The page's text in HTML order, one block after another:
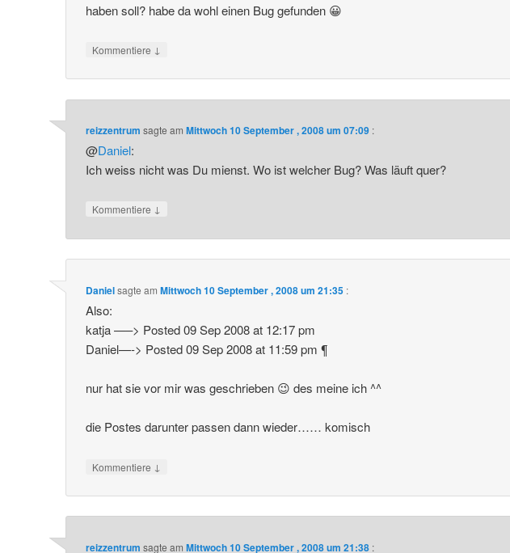
haben soll? habe da wohl einen Bug gefunden 😀
Kommentiere ↓
reizzentrum sagte amMittwoch 10 September , 2008 um 07:09 :
@Daniel:
Ich weiss nicht was Du mienst. Wo ist welcher Bug? Was läuft quer?
Kommentiere ↓
Danielsagte amMittwoch 10 September , 2008 um 21:35 :
Also:
katja —–> Posted 09 Sep 2008 at 12:17 pm
Daniel—-> Posted 09 Sep 2008 at 11:59 pm ¶
nur hat sie vor mir was geschrieben 😉 des meine ich ^^
die Postes darunter passen dann wieder…… komisch
Kommentiere ↓
reizzentrum sagte amMittwoch 10 September , 2008 um 21:38 :